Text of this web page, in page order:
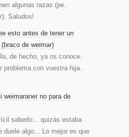
algunas razas (pe.
Saludos!
esto antes de tener un
de weimar)
de hecho, ya os conoce.
problema con vuestra hija.
weimaraner no para de
saberlo... quizás estaba
duele algo... Lo mejor es que